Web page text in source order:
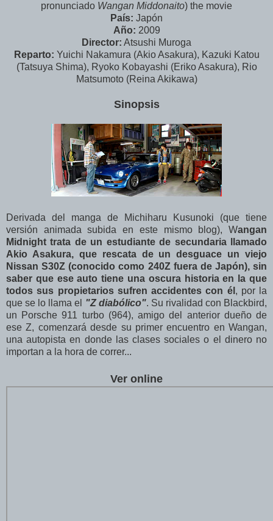
pronunciado Wangan Middonaito) the movie
País: Japón
Año: 2009
Director: Atsushi Muroga
Reparto: Yuichi Nakamura (Akio Asakura), Kazuki Katou
(Tatsuya Shima), Ryoko Kobayashi (Eriko Asakura), Rio
Matsumoto (Reina Akikawa)
Sinopsis
Derivada del manga de Michiharu Kusunoki (que tiene
versión animada subida en este mismo blog), Wangan
Midnight trata de un estudiante de secundaria llamado
Akio Asakura, que rescata de un desguace un viejo
Nissan S30Z (conocido como 240Z fuera de Japón), sin
saber que ese auto tiene una oscura historia en la que
todos sus propietarios sufren accidentes con él , por la
que se lo llama el "Z diabólico". Su rivalidad con Blackbird,
un Porsche 911 turbo (964), amigo del anterior dueño de
ese Z, comenzará desde su primer encuentro en Wangan,
una autopista en donde las clases sociales o el dinero no
importan a la hora de correr...
Ver online